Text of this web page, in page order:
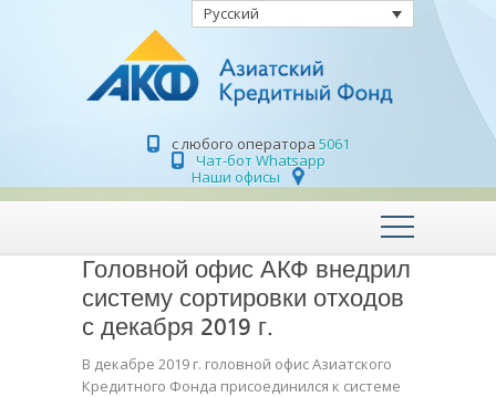
Русский
с любого оператора 5061
Чат-бот Whatsapp
Наши офисы
Головной офис АКФ внедрил
систему сортировки отходов
с декабря 2019 г.
В декабре 2019 г. головной офис Азиатского
Кредитного Фонда присоединился к системе